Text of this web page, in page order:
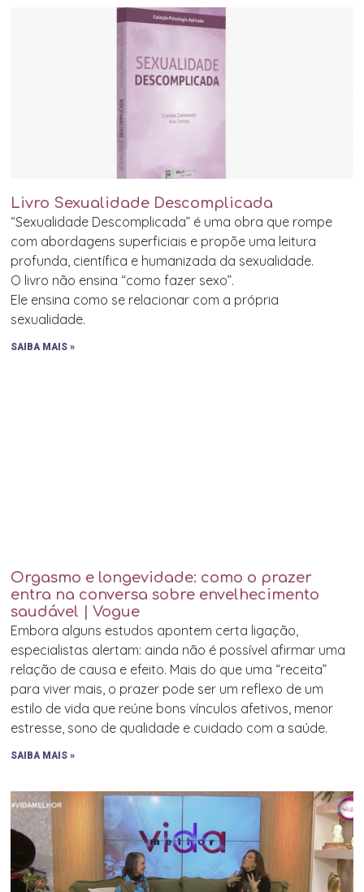
Livro Sexualidade Descomplicada
“Sexualidade Descomplicada” é uma obra que rompe
com abordagens superficiais e propõe uma leitura
profunda, científica e humanizada da sexualidade.
O livro não ensina “como fazer sexo”.
Ele ensina como se relacionar com a própria
sexualidade.
SAIBA MAIS »
Orgasmo e longevidade: como o prazer
entra na conversa sobre envelhecimento
saudável | Vogue
Embora alguns estudos apontem certa ligação,
especialistas alertam: ainda não é possível afirmar uma
relação de causa e efeito. Mais do que uma “receita”
para viver mais, o prazer pode ser um reflexo de um
estilo de vida que reúne bons vínculos afetivos, menor
estresse, sono de qualidade e cuidado com a saúde.
SAIBA MAIS »